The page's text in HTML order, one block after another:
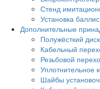
Стенд
Установка
Дополнительные
Полужёсткий диск
Кабельный
Резьбовой
Уплотнительное
Шайбы